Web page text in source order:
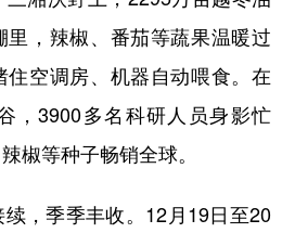
河北
上海 江苏
，辣椒、番茄等蔬果温暖过
空调房、机器自动喂食。在
，3900多名科研人员身影忙
椒等种子畅销全球。
，季季丰收。12月19日至20